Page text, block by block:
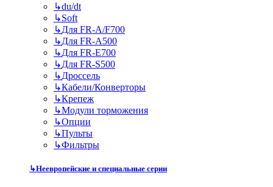
↳du/dt
↳Soft
↳Для FR-A/F700
↳Для FR-A500
↳Для FR-E700
↳Для FR-S500
↳Дроссель
↳Кабели/Конверторы
↳Крепеж
↳Модули торможения
↳Опции
↳Пульты
↳Фильтры
↳Неевропейские и специальные серии